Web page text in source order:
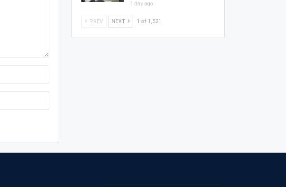
1 day ago
PREV NEXT 1 of 1,521